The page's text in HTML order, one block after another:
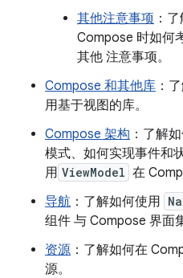
其他注意事项 ：
Compose 时如何
其他 注意事项。
Compose 和其他库 ：
用基于视图的库。
Compose 架构 ：了解
模式、如何实现事件和
用 ViewModel 在
导航 ：了解如何使用
组件 与 Compose 界面
资源 ：了解如何在
源。